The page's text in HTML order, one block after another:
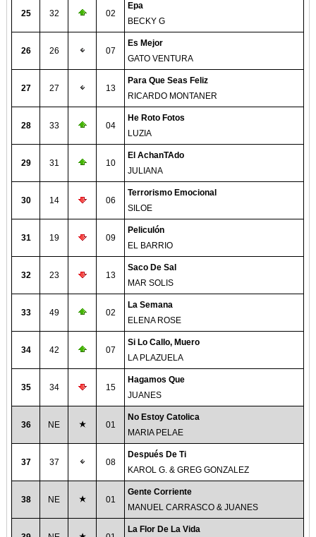
25 32 02
Epa
BECKY G
26 26 07
Es Mejor
GATO VENTURA
27 27 13
Para Que Seas Feliz
RICARDO MONTANER
28 33 04
He Roto Fotos
LUZIA
29 31 10
El AchanTAdo
JULIANA
30 14 06
Terrorismo Emocional
SILOE
31 19 09
Peliculón
EL BARRIO
32 23 13
Saco De Sal
MAR SOLIS
33 49 02
La Semana
ELENA ROSE
34 42 07
Si Lo Callo, Muero
LA PLAZUELA
35 34 15
Hagamos Que
JUANES
36 NE 01
No Estoy Catolica
MARIA PELAE
37 37 08
Después De Ti
KAROL G. & GREG GONZALEZ
38 NE 01
Gente Corriente
MANUEL CARRASCO & JUANES
La Flor De La Vida